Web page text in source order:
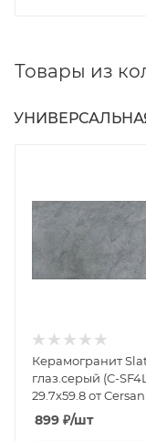
Товары из
Керамогранит
глаз.серый (C-
29.7x59.8 от
(Россия)
899 ₽/шт